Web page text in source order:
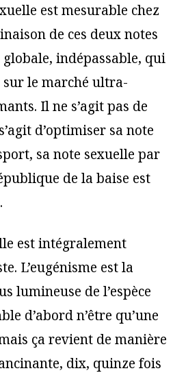
est mesurable chez
de ces deux notes
indépassable, qui
le marché ultra-
Il ne s’agit pas de
d’optimiser sa note
sa note sexuelle par
de la baise est
est intégralement
L’eugénisme est la
lumineuse de l’espèce
d’abord n’être qu’une
ça revient de manière
dix, quinze fois